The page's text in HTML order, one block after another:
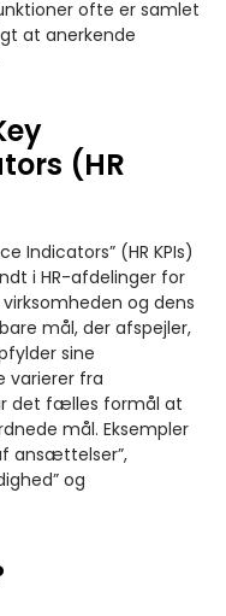
ofte er samlet
at anerkende
(HR
Indicators” (HR KPIs)
i HR-afdelinger for
og dens
mål, der afspejler,
sine
varierer fra
det fælles formål at
mål. Eksempler
ansættelser”,
og